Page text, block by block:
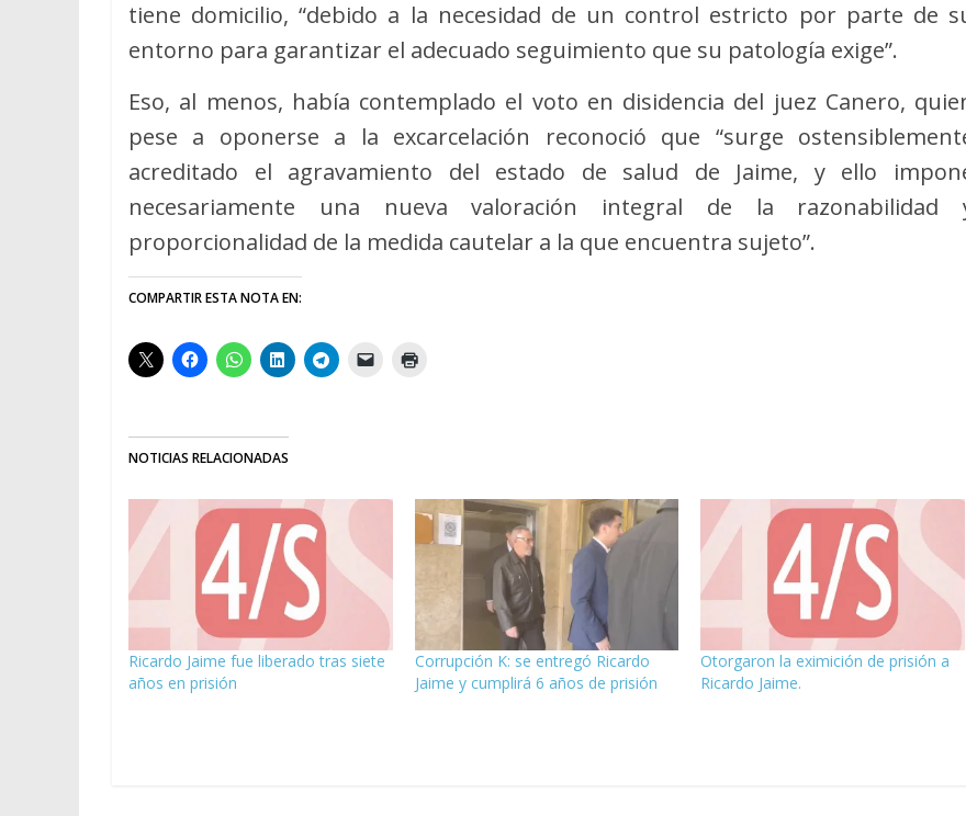
tiene domicilio, “debido a la necesidad de un control estricto por parte de
entorno para garantizar el adecuado seguimiento que su patología exige”.
Eso, al menos, había contemplado el voto en disidencia del juez Canero,
pese a oponerse a la excarcelación reconoció que “surge
acreditado el agravamiento del estado de salud de Jaime, y ello
necesariamente una nueva valoración integral de la razonabilidad
proporcionalidad de la medida cautelar a la que encuentra sujeto”.
COMPARTIR ESTA NOTA EN:
NOTICIAS RELACIONADAS
Ricardo Jaime fue liberado tras siete
años en prisión
Corrupción K: se entregó Ricardo
Jaime y cumplirá 6 años de prisión
Otorgaron la eximición de prisión a
Ricardo Jaime.